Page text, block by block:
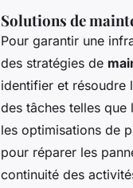
Solutions de
Pour garantir une
des stratégies de
identifier et résoudre
des tâches telles
les optimisations de
pour réparer les
continuité des